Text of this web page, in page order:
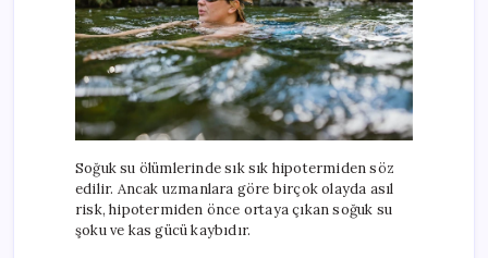
Soğuk su ölümlerinde sık sık hipotermiden söz
edilir. Ancak uzmanlara göre birçok olayda asıl
risk, hipotermiden önce ortaya çıkan soğuk su
şoku ve kas gücü kaybıdır.